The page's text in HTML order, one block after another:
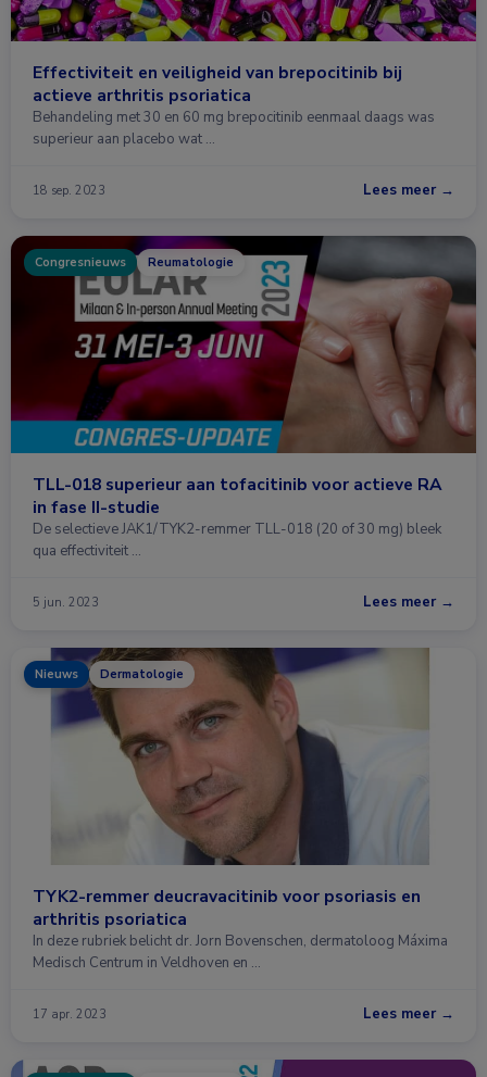
Effectiviteit en veiligheid van brepocitinib bij
actieve arthritis psoriatica
Behandeling met 30 en 60 mg brepocitinib eenmaal daags was
superieur aan placebo wat …
18 sep. 2023 Lees meer →
Congresnieuws Reumatologie
TLL-018 superieur aan tofacitinib voor actieve RA
in fase II-studie
De selectieve JAK1/TYK2-remmer TLL-018 (20 of 30 mg) bleek
qua effectiviteit …
5 jun. 2023 Lees meer →
Nieuws Dermatologie
TYK2-remmer deucravacitinib voor psoriasis en
arthritis psoriatica
In deze rubriek belicht dr. Jorn Bovenschen, dermatoloog Máxima
Medisch Centrum in Veldhoven en …
17 apr. 2023 Lees meer →